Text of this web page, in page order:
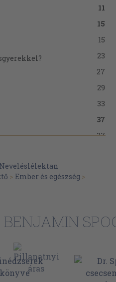
11
15
15
23
27
29
33
37
37
63
77
Neveléslélektan
> Ember és egészség >
BENJAMIN